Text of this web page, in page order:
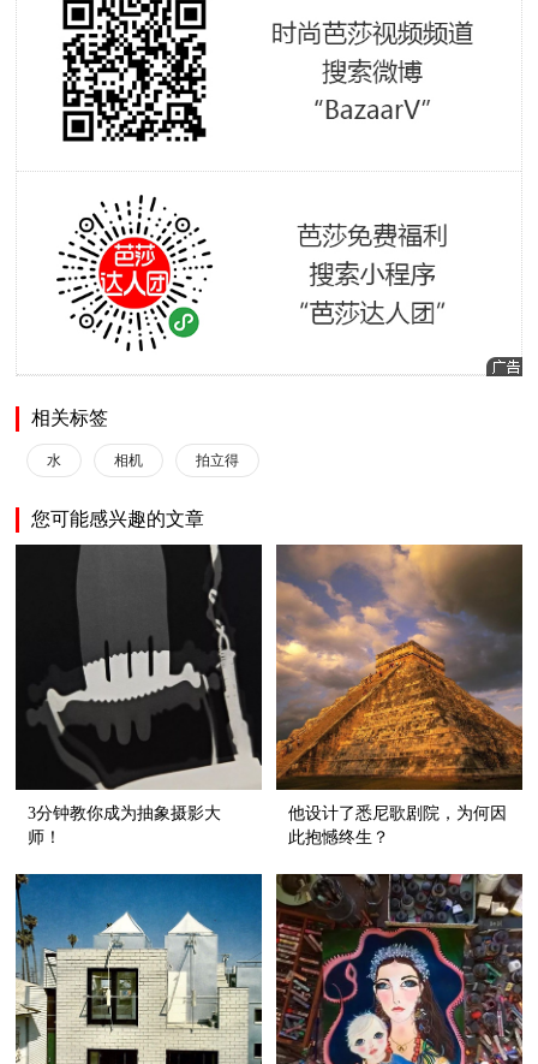
相关标签
水 相机 拍立得
您可能感兴趣的文章
3分钟教你成为抽象摄影大
师！
他设计了悉尼歌剧院，为何因
此抱憾终生？